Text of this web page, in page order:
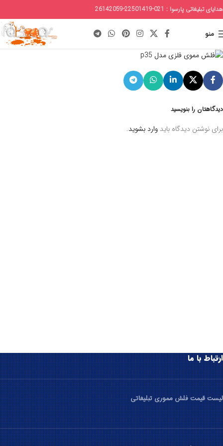
هدایای تبلیغاتی پارسوا : 021-22501419-26142059
منو
دیدگاهتان را بنویسید
برای نوشتن دیدگاه باید وارد بشوید.
ارتباط با ما
لیست قیمت فلش مموری تبلیغاتی